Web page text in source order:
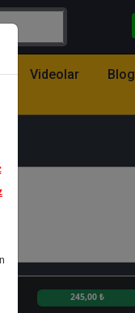
Videolar Blog
245,00 ₺